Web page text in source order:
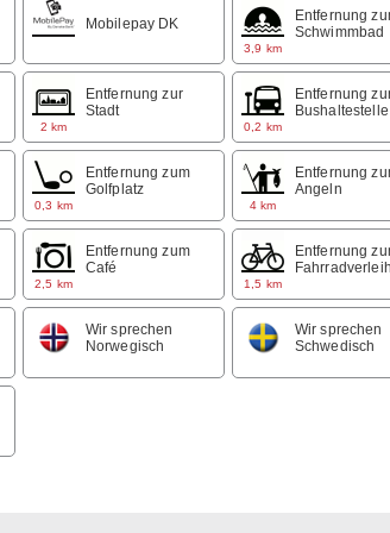
Mobilepay DK
3,9 km
Entfernung
Schwimmbad
2 km
Entfernung zur
Stadt
0,2 km
Entfernung
Bushaltestelle
0,3 km
Entfernung zum
Golfplatz
4 km
Entfernung
Angeln
2,5 km
Entfernung zum
Café
1,5 km
Entfernung
Fahrradverleih
Wir sprechen
Norwegisch
Wir sprechen
Schwedisch